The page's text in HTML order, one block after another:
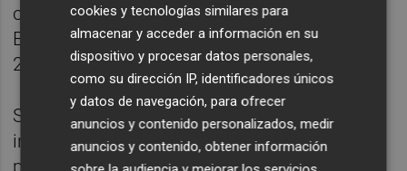
caballo dorado (2024) ganó el premio de la
Bienal de Novela Mario Vargas Llosa en
2025.
Su trilogía de novelas negras, con el
inspector Dolores Morales como
protagonista, consta de El cielo llora por mí
cookies y tecnologías similares para
almacenar y acceder a información en su
dispositivo y procesar datos personales,
como su dirección IP, identificadores únicos
y datos de navegación, para ofrecer
anuncios y contenido personalizados, medir
anuncios y contenido, obtener información